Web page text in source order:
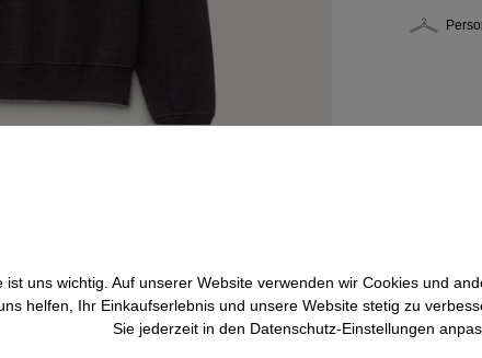
ist uns wichtig. Auf unserer Website verwenden wir Cookies und
helfen, Ihr Einkaufserlebnis und unsere Website stetig zu
Sie jederzeit in den Datenschutz-Einstellungen